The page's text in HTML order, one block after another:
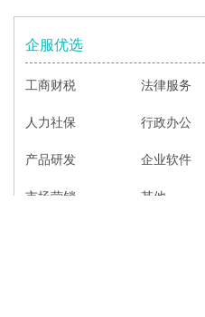
企服优选
工商财税 法律服务
人力社保 行政办公
产品研发 企业软件
市场营销 其他